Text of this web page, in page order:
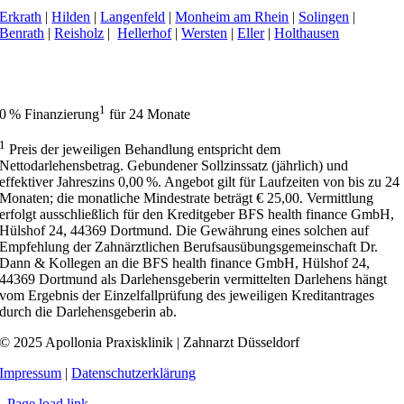
Erkrath |Hilden |Langenfeld |Monheim am Rhein | Solingen |
Benrath |Reisholz |Hellerhof|Wersten |Eller|Holthausen
0 % Finanzierung1 für 24 Monate
1 Preis der jeweiligen Behandlung entspricht dem
Nettodarlehensbetrag. Gebundener Sollzinssatz (jährlich) und
effektiver Jahreszins 0,00 %. Angebot gilt für Laufzeiten von bis zu 24
Monaten; die monatliche Mindestrate beträgt € 25,00. Vermittlung
erfolgt ausschließlich für den Kreditgeber BFS health finance GmbH,
Hülshof 24, 44369 Dortmund. Die Gewährung eines solchen auf
Empfehlung der Zahnärztlichen Berufsausübungsgemeinschaft Dr.
Dann & Kollegen an die BFS health finance GmbH, Hülshof 24,
44369 Dortmund als Darlehensgeberin vermittelten Darlehens hängt
vom Ergebnis der Einzelfallprüfung des jeweiligen Kreditantrages
durch die Darlehensgeberin ab.
© 2025 Apollonia Praxisklinik | Zahnarzt Düsseldorf
Impressum |Datenschutzerklärung